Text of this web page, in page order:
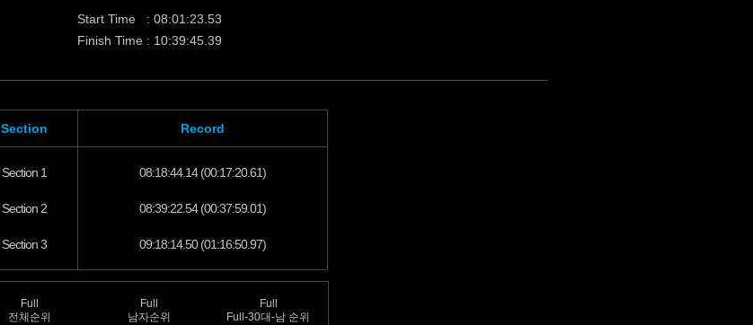
Start Time : 08:01:23.53
Finish Time : 10:39:45.39
Section Record
Section 1 08:18:44.14 (00:17:20.61)
Section 2 08:39:22.54 (00:37:59.01)
Section 3 09:18:14.50 (01:16:50.97)
Full
전체순위
Full
남자순위
Full
Full-30대-남 순위